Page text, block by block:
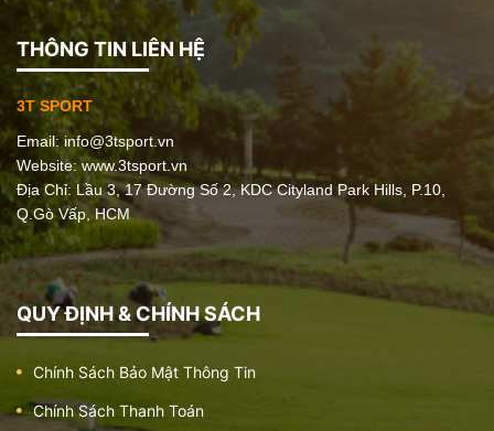
THÔNG TIN LIÊN HỆ
3T SPORT
Email:info@3tsport.vn
Website: www.3tsport.vn
Địa Chỉ: Lầu 3, 17 Đường Số 2, KDC Cityland Park Hills, P.10,
Q.Gò Vấp, HCM
QUY ĐỊNH & CHÍNH SÁCH
Chính Sách Bảo Mật Thông Tin
Chính Sách Thanh Toán